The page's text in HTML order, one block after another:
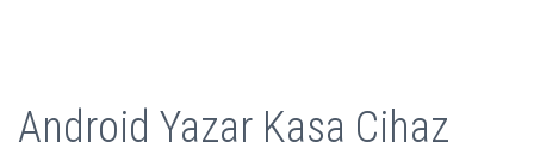
Android Yazar Kasa Cihaz